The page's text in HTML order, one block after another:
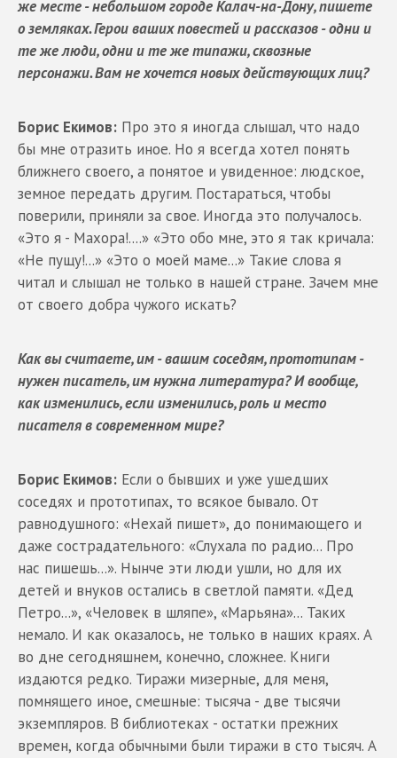
же месте - небольшом городе Калач-на-Дону, пишете
о земляках. Герои ваших повестей и рассказов - одни и
те же люди, одни и те же типажи, сквозные
персонажи. Вам не хочется новых действующих лиц?
Борис Екимов: Про это я иногда слышал, что надо
бы мне отразить иное. Но я всегда хотел понять
ближнего своего, а понятое и увиденное: людское,
земное передать другим. Постараться, чтобы
поверили, приняли за свое. Иногда это получалось.
«Это я - Махора!....» «Это обо мне, это я так кричала:
«Не пущу!...» «Это о моей маме...» Такие слова я
читал и слышал не только в нашей стране. Зачем мне
от своего добра чужого искать?
Как вы считаете, им - вашим соседям, прототипам -
нужен писатель, им нужна литература? И вообще,
как изменились, если изменились, роль и место
писателя в современном мире?
Борис Екимов: Если о бывших и уже ушедших
соседях и прототипах, то всякое бывало. От
равнодушного: «Нехай пишет», до понимающего и
даже сострадательного: «Слухала по радио... Про
нас пишешь...». Нынче эти люди ушли, но для их
детей и внуков остались в светлой памяти. «Дед
Петро...», «Человек в шляпе», «Марьяна»... Таких
немало. И как оказалось, не только в наших краях. А
во дне сегодняшнем, конечно, сложнее. Книги
издаются редко. Тиражи мизерные, для меня,
помнящего иное, смешные: тысяча - две тысячи
экземпляров. В библиотеках - остатки прежних
времен, когда обычными были тиражи в сто тысяч. А